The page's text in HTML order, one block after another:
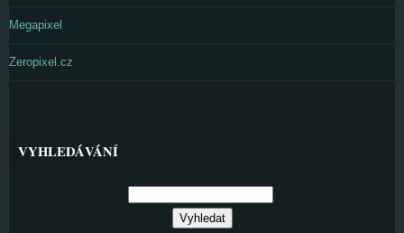
Megapixel
Zeropixel.cz
VYHLEDÁVÁNÍ